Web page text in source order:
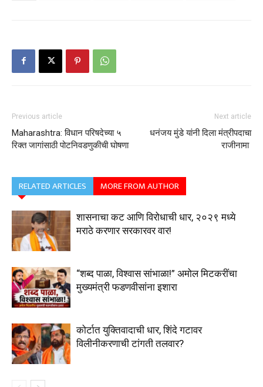
Previous article
Maharashtra: विधान परिषदेच्या ५
रिक्त जागांसाठी पोटनिवडणुकीची घोषणा
Next article
धनंजय मुंडे यांनी दिला मंत्रीपदाचा
राजीनामा
RELATED ARTICLES MORE FROM AUTHOR
शासनाचा कट आणि विरोधाची धार, २०२९ मध्ये
मराठे करणार सरकारवर वार!
“शब्द पाळा, विश्वास सांभाळा!” अमोल मिटकरींचा
मुख्यमंत्री फडणवीसांना इशारा
कोर्टात युक्तिवादाची धार, शिंदे गटावर
विलीनीकरणाची टांगती तलवार?